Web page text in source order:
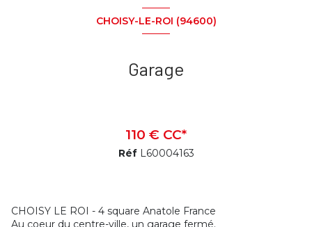
CHOISY-LE-ROI (94600)
Garage
110 € CC*
Réf L60004163
CHOISY LE ROI - 4 square Anatole France
Au coeur du centre-ville, un garage fermé.